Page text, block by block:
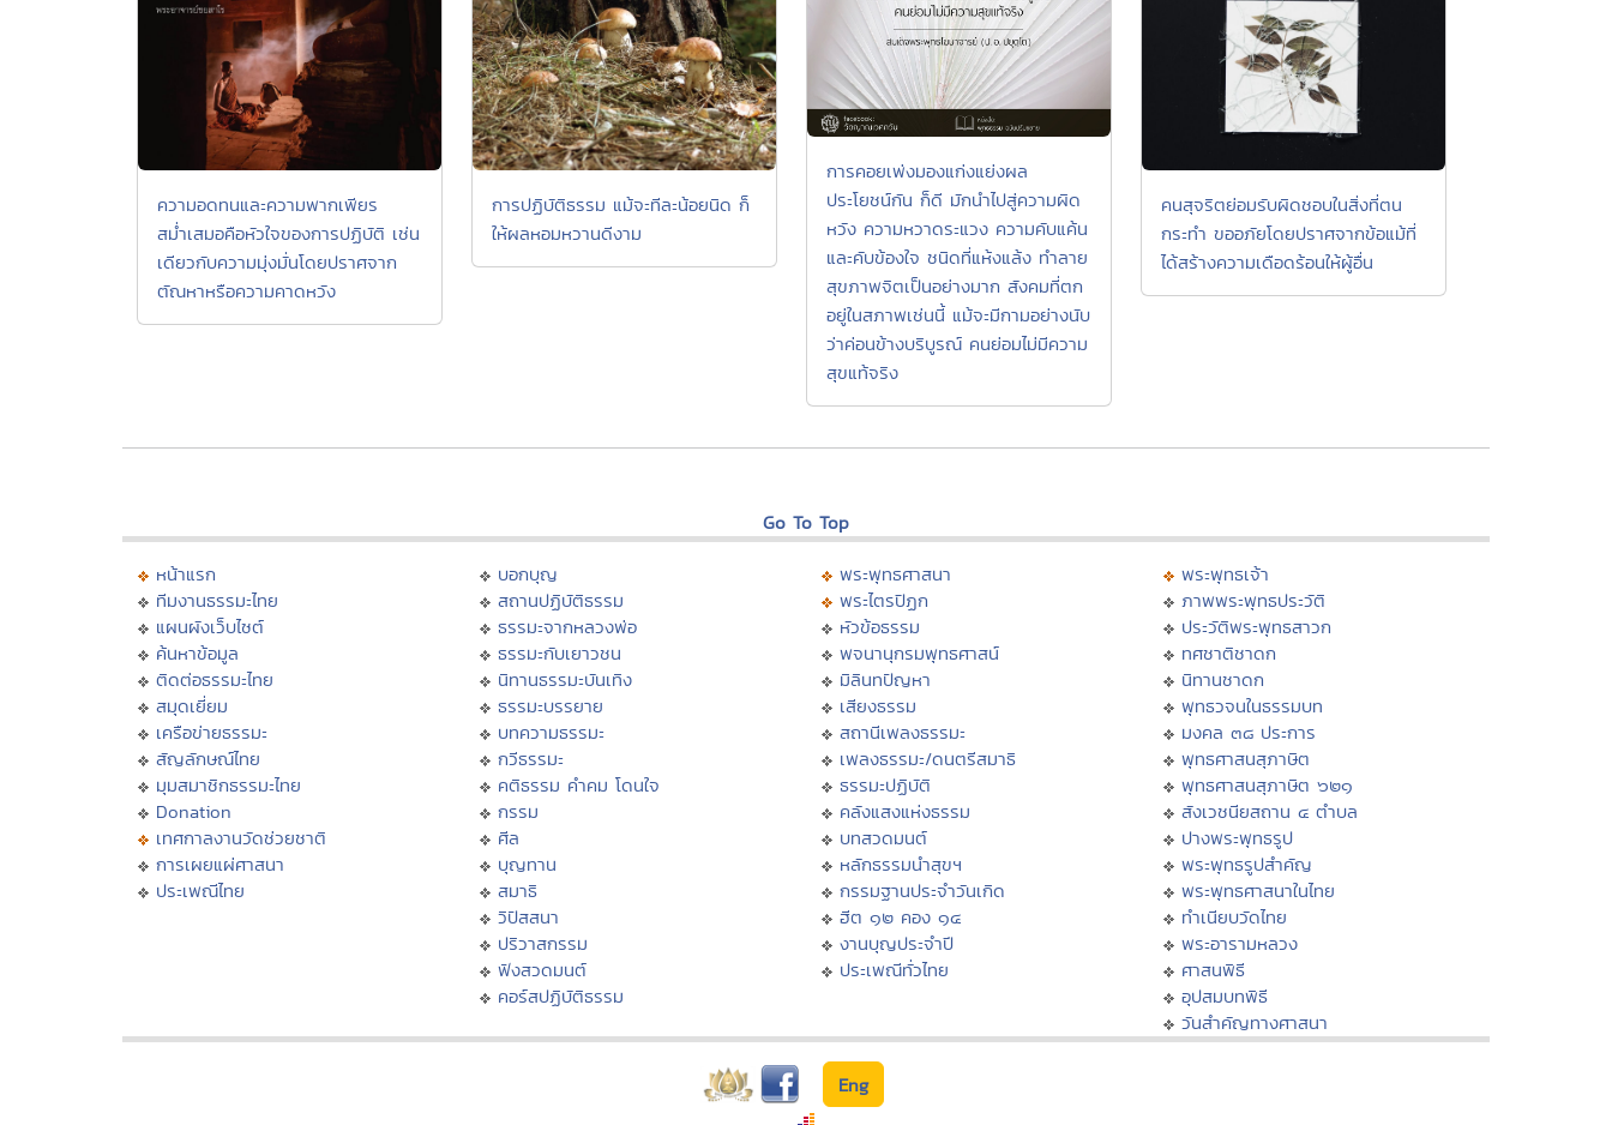
ความอดทนและความพากเพียร
สม่ำเสมอคือหัวใจของการปฏิบัติ เช่น
เดียวกับความมุ่งมั่นโดยปราศจาก
ตัณหาหรือความคาดหวัง
การปฏิบัติธรรม แม้จะทีละน้อยนิด ก็
ให้ผลหอมหวานดีงาม
การคอยเพ่งมองแก่งแย่งผล
ประโยชน์กัน ก็ดี มักนำไปสู่ความผิด
หวัง ความหวาดระแวง ความคับแค้น
และคับข้องใจ ชนิดที่แห้งแล้ง ทำลาย
สุขภาพจิตเป็นอย่างมาก สังคมที่ตก
อยู่ในสภาพเช่นนี้ แม้จะมีกามอย่างนับ
ว่าค่อนข้างบริบูรณ์ คนย่อมไม่มีความ
สุขแท้จริง
คนสุจริตย่อมรับผิดชอบในสิ่งที่ตน
กระทำ ขออภัยโดยปราศจากข้อแม้ที่
ได้สร้างความเดือดร้อนให้ผู้อื่น
Go To Top
หน้าแรก
ทีมงานธรรมะไทย
แผนผังเว็บไซต์
ค้นหาข้อมูล
ติดต่อธรรมะไทย
สมุดเยี่ยม
เครือข่ายธรรมะ
สัญลักษณ์ไทย
มุมสมาชิกธรรมะไทย
Donation
เทศกาลงานวัดช่วยชาติ
การเผยแผ่ศาสนา
ประเพณีไทย
บอกบุญ
สถานปฏิบัติธรรม
ธรรมะจากหลวงพ่อ
ธรรมะกับเยาวชน
นิทานธรรมะบันเทิง
ธรรมะบรรยาย
บทความธรรมะ
กวีธรรมะ
คติธรรม คำคม โดนใจ
กรรม
ศีล
บุญทาน
สมาธิ
วิปัสสนา
ปริวาสกรรม
ฟังสวดมนต์
คอร์สปฏิบัติธรรม
พระพุทธศาสนา
พระไตรปิฏก
หัวข้อธรรม
พจนานุกรมพุทธศาสน์
มิลินทปัญหา
เสียงธรรม
สถานีเพลงธรรมะ
เพลงธรรมะ/ดนตรีสมาธิ
ธรรมะปฏิบัติ
คลังแสงแห่งธรรม
บทสวดมนต์
หลักธรรมนำสุขฯ
กรรมฐานประจำวันเกิด
ฮีต ๑๒ คอง ๑๔
งานบุญประจำปี
ประเพณีทั่วไทย
พระพุทธเจ้า
ภาพพระพุทธประวัติ
ประวัติพระพุทธสาวก
ทศชาติชาดก
นิทานชาดก
พุทธวจนในธรรมบท
มงคล ๓๘ ประการ
พุทธศาสนสุภาษิต
พุทธศาสนสุภาษิต ๖๒๑
สังเวชนียสถาน ๔ ตำบล
ปางพระพุทธรูป
พระพุทธรูปสำคัญ
พระพุทธศาสนาในไทย
ทำเนียบวัดไทย
พระอารามหลวง
ศาสนพิธี
อุปสมบทพิธี
วันสำคัญทางศาสนา
Eng